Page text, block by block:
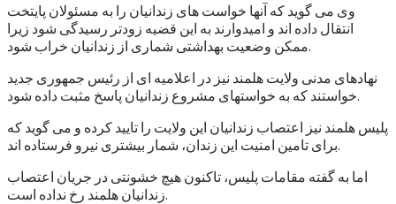
وی می گوید که آنها خواست های زندانیان را به مسئولان پایتخت
انتقال داده اند و امیدوارند به این قضیه زودتر رسیدگی شود زیرا
ممکن وضعیت بهداشتی شماری از زندانیان خراب شود.
نهادهای مدنی ولایت هلمند نیز در اعلامیه ای از رئیس جمهوری جدید
خواستند که به خواستهای مشروع زندانیان پاسخ مثبت داده شود.
پلیس هلمند نیز اعتصاب زندانیان این ولایت را تایید کرده و می گوید که
برای تامین امنیت این زندان، شمار بیشتری نیرو فرستاده اند.
اما به گفته مقامات پلیس، تاکنون هیچ خشونتی در جریان اعتصاب
زندانیان هلمند رخ نداده است.